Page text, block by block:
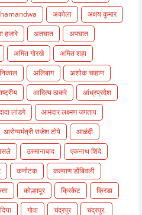
अकोला
अक्षय कुमार
हजारे अतघात
अपघात
अमित गोरखे
अमित शहा
अलिबाग
अशोक चव्हाण
आदित्य ठाकरे
आंध्रप्रदेश
लांडगे
आमदार लक्ष्मण जगताप
आरोग्यमंत्री राजेश टोपे
आळंदी
उस्मानाबाद
एकनाथ शिंदे
कर्नाटक
कल्याण डोंबिवली
कोल्हापूर क्रिकेट
क्रिडा
गोवा चंद्रपुर
चंद्रपुर.